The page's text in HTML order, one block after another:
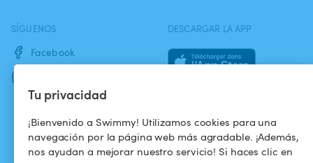
Tu privacidad
¡Bienvenido a Swimmy! Utilizamos cookies para una
navegación por la página web más agradable. ¡Además,
nos ayudan a mejorar nuestro servicio! Si haces clic en
SÍGUENOS
Facebook
DESCARGAR LA APP